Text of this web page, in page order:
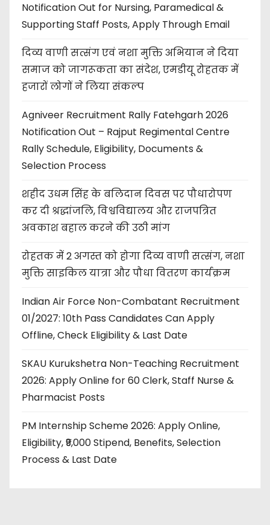
Notification Out for Nursing, Paramedical &
Supporting Staff Posts, Apply Through Email
दिव्य वाणी सत्संग एवं नशा मुक्ति अभियान ने दिया
समाज को जागरूकता का संदेश, एमडीयू रोहतक में
हजारों लोगों ने लिया संकल्प
Agniveer Recruitment Rally Fatehgarh 2026
Notification Out – Rajput Regimental Centre
Rally Schedule, Eligibility, Documents &
Selection Process
शहीद उधम सिंह के बलिदान दिवस पर पौधारोपण
कर दी श्रद्धांजलि, विश्वविद्यालय और राजपत्रित
अवकाश बहाल करने की उठी मांग
रोहतक में 2 अगस्त को होगा दिव्य वाणी सत्संग, नशा
मुक्ति साइकिल यात्रा और पौधा वितरण कार्यक्रम
Indian Air Force Non-Combatant Recruitment
01/2027: 10th Pass Candidates Can Apply
Offline, Check Eligibility & Last Date
SKAU Kurukshetra Non-Teaching Recruitment
2026: Apply Online for 60 Clerk, Staff Nurse &
Pharmacist Posts
PM Internship Scheme 2026: Apply Online,
Eligibility, ₹9,000 Stipend, Benefits, Selection
Process & Last Date